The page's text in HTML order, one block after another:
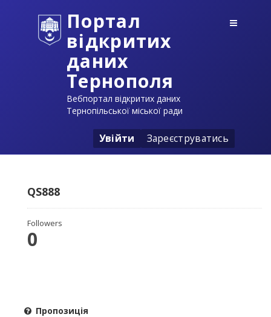
Портал
відкритих
даних
Тернополя
Вебпортал відкритих даних
Тернопільської міської ради
Увійти Зареєструватись
QS888
Followers
0
Пропозиція